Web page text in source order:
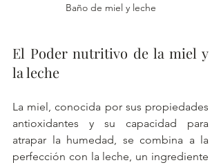
Baño de miel y leche
El Poder nutritivo de la miel y
la leche
La miel, conocida por sus propiedades
antioxidantes y su capacidad para
atrapar la humedad, se combina a la
perfección con la leche, un ingrediente